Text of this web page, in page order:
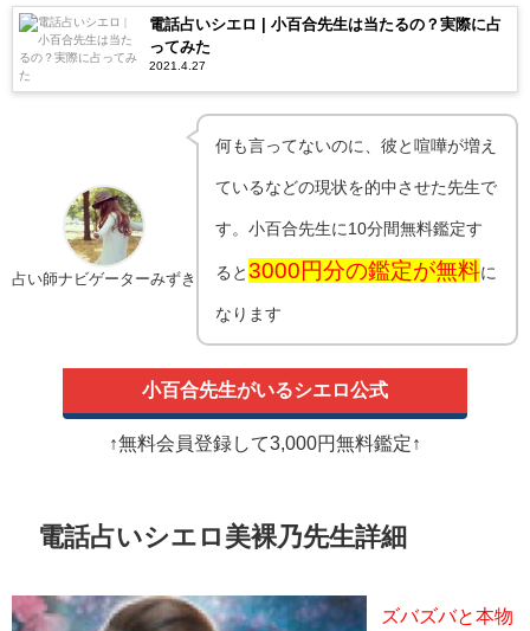
電話占いシエロ | 小百合先生は当たるの？実際に占
ってみた
2021.4.27
占い師ナビゲーターみずき
何も言ってないのに、彼と喧嘩が増え
ているなどの現状を的中させた先生で
す。小百合先生に10分間無料鑑定す
ると3000円分の鑑定が無料に
なります
小百合先生がいるシエロ公式
↑無料会員登録して3,000円無料鑑定↑
電話占いシエロ美裸乃先生詳細
ズバズバと本物